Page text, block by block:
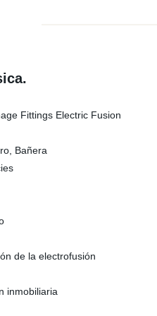
Fittings Electric Fusion
Bañera
de la electrofusión
inmobiliaria